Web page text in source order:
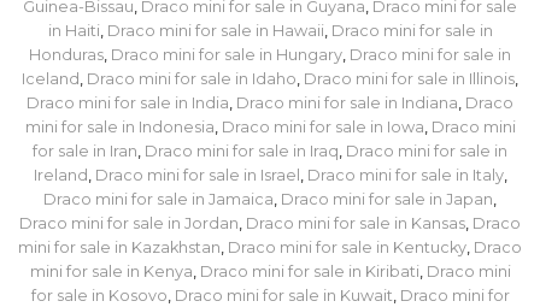
Guinea-Bissau, Draco mini for sale in Guyana, Draco mini for sale
in Haiti, Draco mini for sale in Hawaii, Draco mini for sale in
Honduras, Draco mini for sale in Hungary, Draco mini for sale in
Iceland , Draco mini for sale in Idaho, Draco mini for sale in Illinois,
Draco mini for sale in India, Draco mini for sale in Indiana, Draco
mini for sale in Indonesia, Draco mini for sale in Iowa, Draco mini
for sale in Iran, Draco mini for sale in Iraq, Draco mini for sale in
Ireland , Draco mini for sale in Israel , Draco mini for sale in Italy,
Draco mini for sale in Jamaica, Draco mini for sale in Japan,
Draco mini for sale in Jordan, Draco mini for sale in Kansas, Draco
mini for sale in Kazakhstan, Draco mini for sale in Kentucky, Draco
mini for sale in Kenya, Draco mini for sale in Kiribati, Draco mini
for sale in Kosovo, Draco mini for sale in Kuwait, Draco mini for